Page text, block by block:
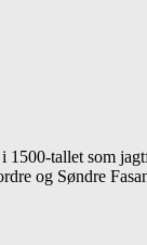
1500-tallet som
og Søndre